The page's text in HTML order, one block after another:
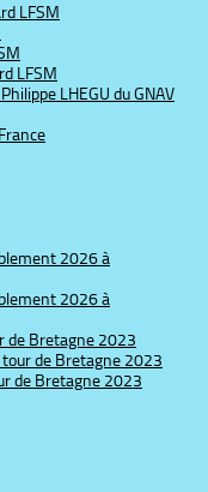
LFSM
LFSM
LHEGU du GNAV
2026 à
2026 à
de Bretagne 2023
de Bretagne 2023
de Bretagne 2023